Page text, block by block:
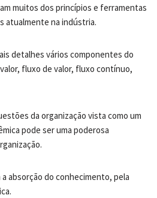
muitos dos princípios e ferramentas
atualmente na indústria.
detalhes vários componentes do
fluxo de valor, fluxo contínuo,
da organização vista como um
pode ser uma poderosa
absorção do conhecimento, pela